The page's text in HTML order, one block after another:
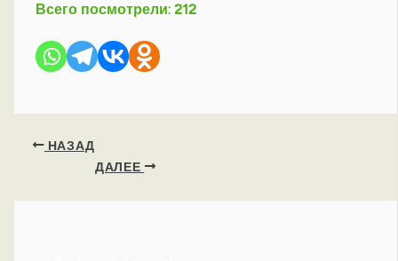
Всего посмотрели: 212
НАЗАД
ДАЛЕЕ